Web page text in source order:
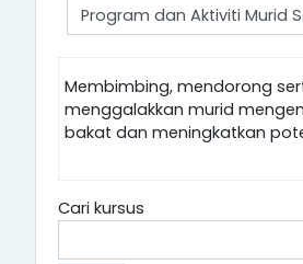
Membimbing, mendorong
menggalakkan murid
bakat dan meningkatkan
Cari kursus